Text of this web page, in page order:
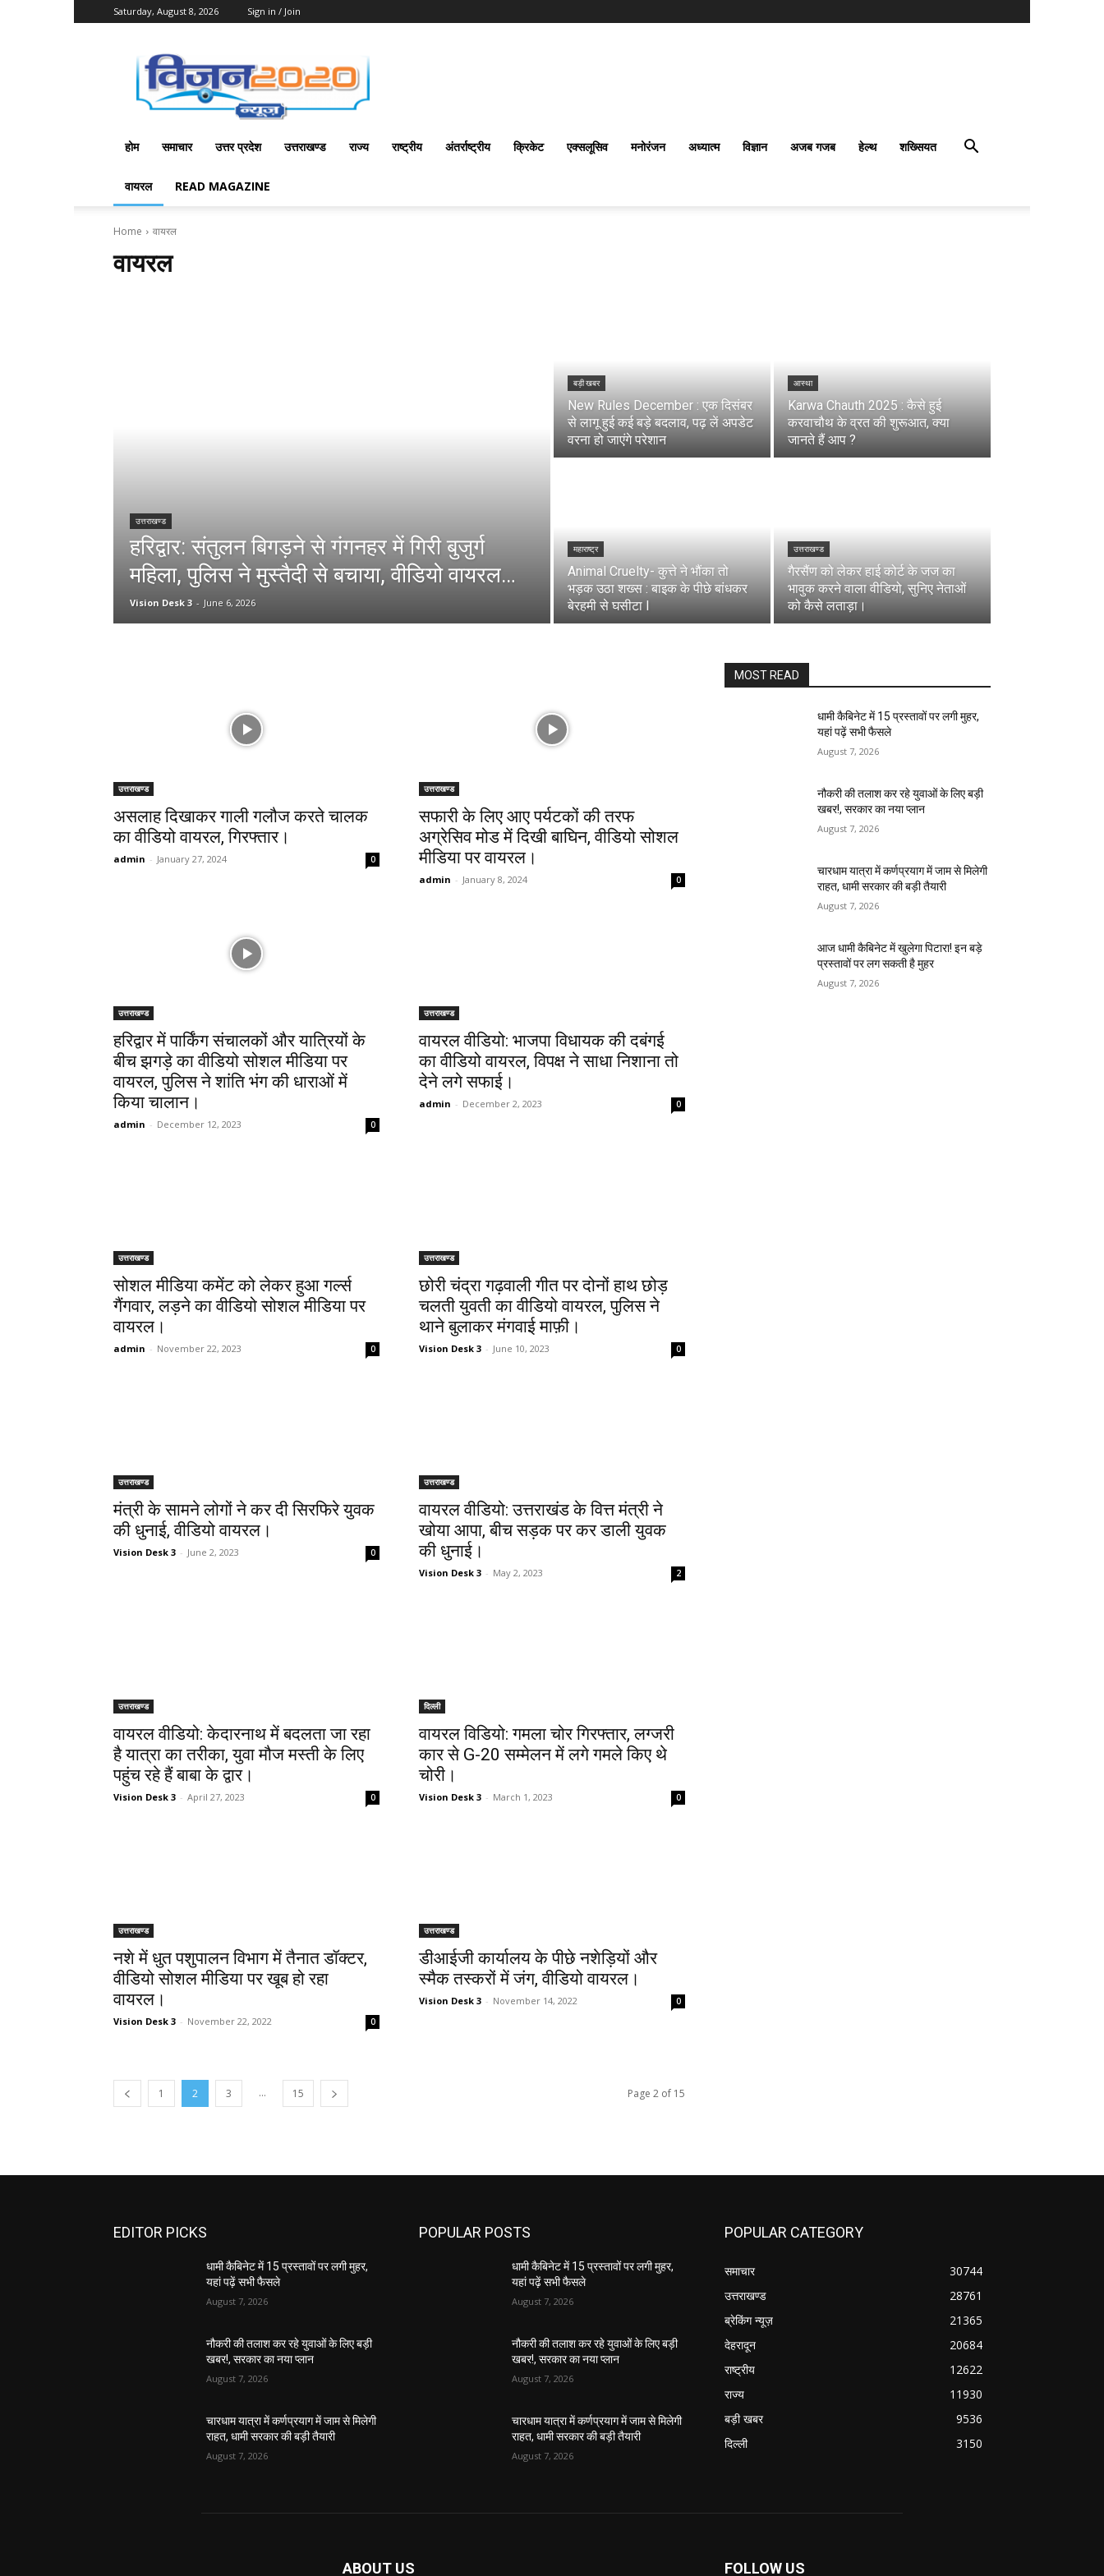
Saturday, August 8, 2026 Sign in / Join
2020
News
होम समाचार उत्तर प्रदेश उत्तराखण्ड राज्य राष्ट्रीय अंतर्राष्‍ट्रीय क्रिकेट एक्सलूसिव मनोरंजन अध्यात्म विज्ञान अजब गजब हेल्थ शख्सियत
वायरल READ MAGAZINE
Home वायरल
वायरल
उत्तराखण्ड
हरिद्वार: संतुलन बिगड़ने से गंगनहर में गिरी बुजुर्ग
महिला, पुलिस ने मुस्तैदी से बचाया, वीडियो वायरल…
Vision Desk 3 - June 6, 2026
बड़ी खबर
New Rules December : एक दिसंबर
से लागू हुई कई बड़े बदलाव, पढ़ लें अपडेट
वरना हो जाएंगे परेशान
आस्था
Karwa Chauth 2025 : कैसे हुई
करवाचौथ के व्रत की शुरूआत, क्या
जानते हैं आप ?
महाराष्ट्र
Animal Cruelty- कुत्ते ने भौंका तो
भड़क उठा शख्स : बाइक के पीछे बांधकर
बेरहमी से घसीटा l
उत्तराखण्ड
गैरसैंण को लेकर हाई कोर्ट के जज का
भावुक करने वाला वीडियो, सुनिए नेताओं
को कैसे लताड़ा।
उत्तराखण्ड
असलाह दिखाकर गाली गलौज करते चालक
का वीडियो वायरल, गिरफ्तार।
admin - January 27, 2024 0
उत्तराखण्ड
सफारी के लिए आए पर्यटकों की तरफ
अग्रेसिव मोड में दिखी बाघिन, वीडियो सोशल
मीडिया पर वायरल।
admin - January 8, 2024 0
उत्तराखण्ड
हरिद्वार में पार्किंग संचालकों और यात्रियों के
बीच झगड़े का वीडियो सोशल मीडिया पर
वायरल, पुलिस ने शांति भंग की धाराओं में
किया चालान।
admin - December 12, 2023 0
उत्तराखण्ड
वायरल वीडियो: भाजपा विधायक की दबंगई
का वीडियो वायरल, विपक्ष ने साधा निशाना तो
देने लगे सफाई।
admin - December 2, 2023 0
उत्तराखण्ड
सोशल मीडिया कमेंट को लेकर हुआ गर्ल्स
गैंगवार, लड़ने का वीडियो सोशल मीडिया पर
वायरल।
admin - November 22, 2023 0
उत्तराखण्ड
छोरी चंद्रा गढ़वाली गीत पर दोनों हाथ छोड़
चलती युवती का वीडियो वायरल, पुलिस ने
थाने बुलाकर मंगवाई माफ़ी।
Vision Desk 3 - June 10, 2023 0
उत्तराखण्ड
मंत्री के सामने लोगों ने कर दी सिरफिरे युवक
की धुनाई, वीडियो वायरल।
Vision Desk 3 - June 2, 2023 0
उत्तराखण्ड
वायरल वीडियो: उत्तराखंड के वित्त मंत्री ने
खोया आपा, बीच सड़क पर कर डाली युवक
की धुनाई।
Vision Desk 3 - May 2, 2023 2
उत्तराखण्ड
वायरल वीडियो: केदारनाथ में बदलता जा रहा
है यात्रा का तरीका, युवा मौज मस्ती के लिए
पहुंच रहे हैं बाबा के द्वार।
Vision Desk 3 - April 27, 2023 0
दिल्ली
वायरल विडियो: गमला चोर गिरफ्तार, लग्जरी
कार से G-20 सम्मेलन में लगे गमले किए थे
चोरी।
Vision Desk 3 - March 1, 2023 0
उत्तराखण्ड
नशे में धुत पशुपालन विभाग में तैनात डॉक्टर,
वीडियो सोशल मीडिया पर खूब हो रहा
वायरल।
Vision Desk 3 - November 22, 2022 0
उत्तराखण्ड
डीआईजी कार्यालय के पीछे नशेड़ियों और
स्मैक तस्करों में जंग, वीडियो वायरल।
Vision Desk 3 - November 14, 2022 0
1 2 3 ... 15 Page 2 of 15
MOST READ
धामी कैबिनेट में 15 प्रस्तावों पर लगी मुहर,
यहां पढ़ें सभी फैसले
August 7, 2026
नौकरी की तलाश कर रहे युवाओं के लिए बड़ी
खबर!, सरकार का नया प्लान
August 7, 2026
चारधाम यात्रा में कर्णप्रयाग में जाम से मिलेगी
राहत, धामी सरकार की बड़ी तैयारी
August 7, 2026
आज धामी कैबिनेट में खुलेगा पिटारा! इन बड़े
प्रस्तावों पर लग सकती है मुहर
August 7, 2026
EDITOR PICKS
धामी कैबिनेट में 15 प्रस्तावों पर लगी मुहर,
यहां पढ़ें सभी फैसले
August 7, 2026
नौकरी की तलाश कर रहे युवाओं के लिए बड़ी
खबर!, सरकार का नया प्लान
August 7, 2026
चारधाम यात्रा में कर्णप्रयाग में जाम से मिलेगी
राहत, धामी सरकार की बड़ी तैयारी
August 7, 2026
POPULAR POSTS
धामी कैबिनेट में 15 प्रस्तावों पर लगी मुहर,
यहां पढ़ें सभी फैसले
August 7, 2026
नौकरी की तलाश कर रहे युवाओं के लिए बड़ी
खबर!, सरकार का नया प्लान
August 7, 2026
चारधाम यात्रा में कर्णप्रयाग में जाम से मिलेगी
राहत, धामी सरकार की बड़ी तैयारी
August 7, 2026
POPULAR CATEGORY
समाचार
30744
उत्तराखण्ड
28761
ब्रेकिंग न्यूज़
21365
देहरादून
20684
राष्ट्रीय
12622
राज्य
11930
बड़ी खबर
9536
दिल्ली
3150
ABOUT US FOLLOW US